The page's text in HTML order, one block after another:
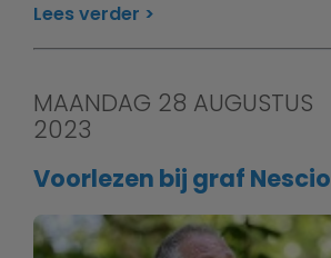
Lees verder
MAANDAG 28 AUGUSTUS
2023
Voorlezen bij graf Nescio